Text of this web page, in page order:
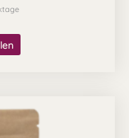
€
Produkt